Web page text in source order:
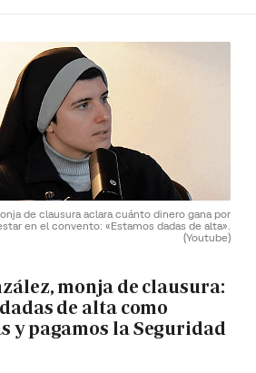
de clausura aclara cuánto dinero gana por
en el convento: «Estamos dadas de alta».
(Youtube)
monja de clausura:
de alta como
y pagamos la Seguridad